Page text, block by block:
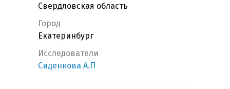
Свердловская область
Город
Екатеринбург
Исследователи
Сиденкова А.П